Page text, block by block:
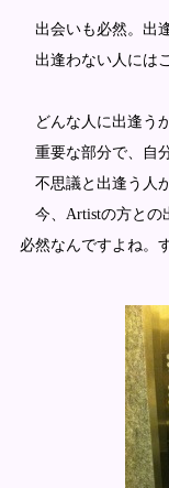
出会いも必然。出
出逢わない人には
どんな人に出逢う
重要な部分で、自
不思議と出逢う人
今、Artistの方との
必然なんですよね。